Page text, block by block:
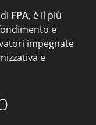
FPA, è il più
e
impegnate
e